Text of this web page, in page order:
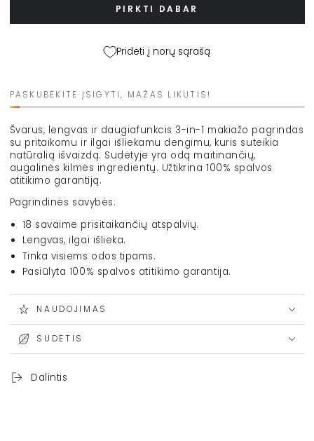
Liquid
27
ml
kiekį
matizuojantis
makiažo
pagrindas
Liquid
27
ml
kiekį
PIRKTI DABAR
Pridėti į norų sąrašą
PASKUBĖKITE ĮSIGYTI, MAŽAS LIKUTIS!
Švarus, lengvas ir daugiafunkcis 3-in-1 makiažo pagrindas
su pritaikomu ir ilgai išliekamu dengimu, kuris suteikia
natūralią išvaizdą. Sudėtyje yra odą maitinančių,
augalinės kilmės ingredientų. Užtikrina 100% spalvos
atitikimo garantiją.
Pagrindinės savybės:
18 savaime prisitaikančių atspalvių.
Lengvas, ilgai išlieka.
Tinka visiems odos tipams.
Pasiūlyta 100% spalvos atitikimo garantija.
NAUDOJIMAS
SUDĖTIS
Dalintis